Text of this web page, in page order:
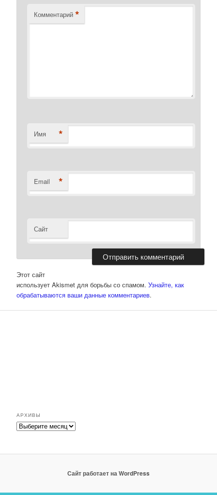
Комментарий *
Имя *
Email *
Сайт
Этот сайт
использует Akismet для борьбы со спамом.Узнайте, как
обрабатываются ваши данные комментариев.
АРХИВЫ
Архивы
Сайт работает на WordPress